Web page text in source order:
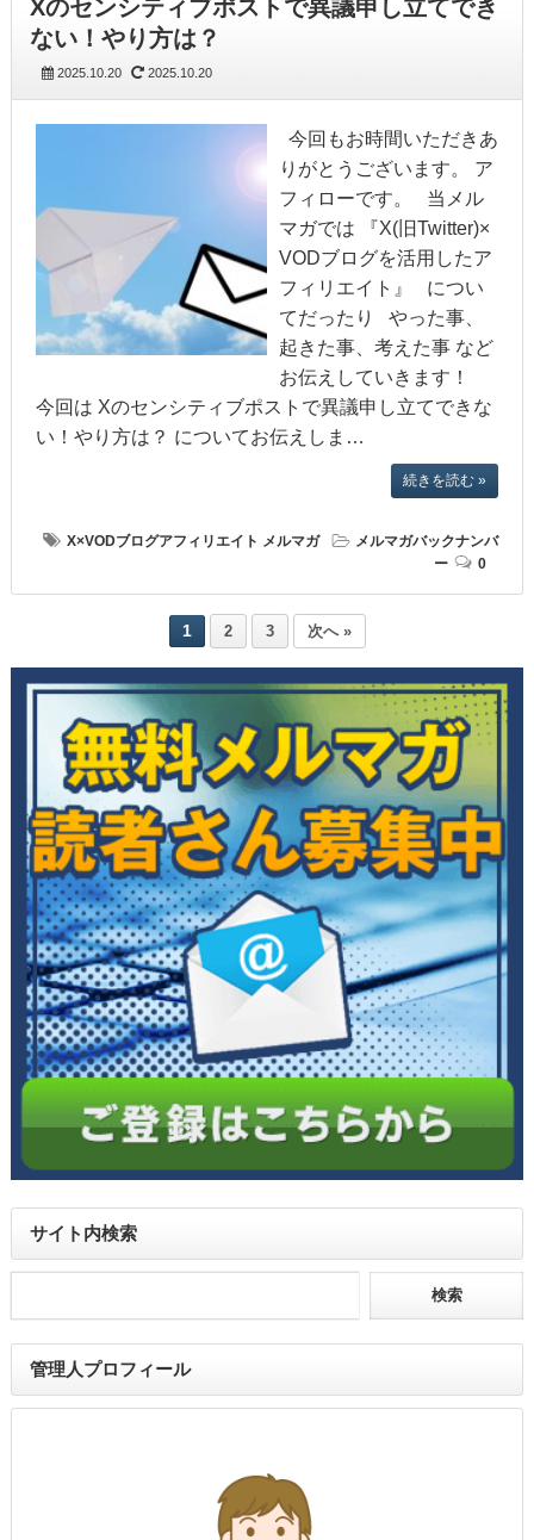
Xのセンシティブポストで異議申し立てでき
ない！やり方は？
2025.10.20 2025.10.20
今回もお時間いただきあ
りがとうございます。 ア
フィローです。 当メル
マガでは 『X(旧Twitter)×
VODブログを活用したア
フィリエイト』 につい
てだったり やった事、
起きた事、考えた事 など
お伝えしていきます！
今回は Xのセンシティブポストで異議申し立てできな
い！やり方は？ についてお伝えしま…
続きを読む »
X×VODブログアフィリエイト メルマガ
メルマガバックナンバ
ー
0
1 2 3 次へ »
サイト内検索
管理人プロフィール